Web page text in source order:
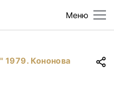
Меню
1979. Кононова